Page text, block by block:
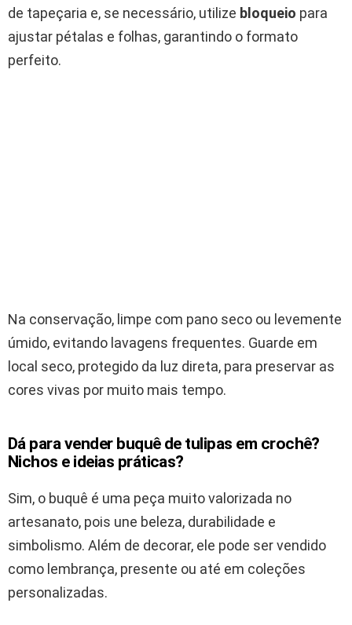
de tapeçaria e, se necessário, utilize bloqueio para
ajustar pétalas e folhas, garantindo o formato
perfeito.
Na conservação, limpe com pano seco ou levemente
úmido, evitando lavagens frequentes. Guarde em
local seco, protegido da luz direta, para preservar as
cores vivas por muito mais tempo.
Dá para vender buquê de tulipas em crochê?
Nichos e ideias práticas?
Sim, o buquê é uma peça muito valorizada no
artesanato, pois une beleza, durabilidade e
simbolismo. Além de decorar, ele pode ser vendido
como lembrança, presente ou até em coleções
personalizadas.